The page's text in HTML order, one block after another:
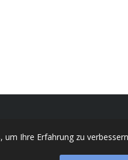
GMBH
um Ihre Erfahrung zu